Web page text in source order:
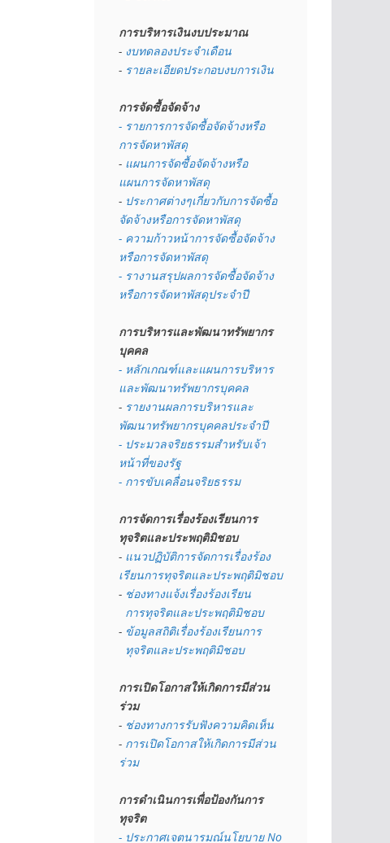
การบริหารเงินงบประมาณ
- งบทดลองประจำเดือน
- รายละเอียดประกอบงบการเงิน
การจัดซื้อจัดจ้าง
- รายการการจัดซื้อจัดจ้างหรือ
การจัดหาพัสดุ
- แผนการจัดซื้อจัดจ้างหรือ
แผนการจัดหาพัสดุ
- ประกาศต่างๆเกี่ยวกับการจัดซื้อ
จัดจ้างหรือการจัดหาพัสดุ
- ความก้าวหน้าการจัดซื้อจัดจ้าง
หรือการจัดหาพัสดุ
- รางานสรุปผลการจัดซื้อจัดจ้าง
หรือการจัดหาพัสดุประจำปี
การบริหารและพัฒนาทรัพยากร
บุคคล
- หลักเกณฑ์และแผนการบริหาร
และพัฒนาทรัพยากรบุคคล
- รายงานผลการบริหารและ
พัฒนาทรัพยากรบุคคลประจำปี
- ประมวลจริยธรรมสำหรับเจ้า
หน้าที่ของรัฐ
- การขับเคลื่อนจริยธรรม
การจัดการเรื่องร้องเรียนการ
ทุจริตและประพฤติมิชอบ
- แนวปฏิบัติการจัดการเรื่องร้อง
เรียนการทุจริตและประพฤติมิชอบ
- ช่องทางแจ้งเรื่องร้องเรียน
  การทุจริตและประพฤติมิชอบ
- ข้อมูลสถิติเรื่องร้องเรียนการ
  ทุจริตและประพฤติมิชอบ
การเปิดโอกาสให้เกิดการมีส่วน
ร่วม
- ช่องทางการรับฟังความคิดเห็น
- การเปิดโอกาสให้เกิดการมีส่วน
ร่วม
การดำเนินการเพื่อป้องกันการ
ทุจริต
- ประกาศเจตนารมณ์นโยบาย No